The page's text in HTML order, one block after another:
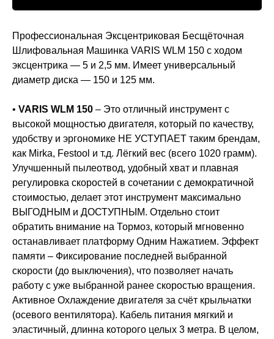
Профессиональная Эксцентриковая Бесщёточная
Шлифовальная Машинка VARIS WLM 150 с ходом
эксцентрика — 5 и 2,5 мм. Имеет универсальный
диаметр диска — 150 и 125 мм.
• VARIS WLM 150 – Это отличный инструмент с
высокой мощностью двигателя, который по качеству,
удобству и эргономике НЕ УСТУПАЕТ таким брендам,
как Mirka, Festool и т.д. Лёгкий вес (всего 1020 грамм).
Улучшенный пылеотвод, удобный хват и плавная
регулировка скоростей в сочетании с демократичной
стоимостью, делает этот инструмент максимально
ВЫГОДНЫМ и ДОСТУПНЫМ. Отдельно стоит
обратить внимание на Тормоз, который мгновенно
останавливает платформу Одним Нажатием. Эффект
памяти – Фиксирование последней выбранной
скорости (до выключения), что позволяет начать
работу с уже выбранной ранее скоростью вращения.
Активное Охлаждение двигателя за счёт крыльчатки
(осевого вентилятора). Кабель питания мягкий и
эластичный, длинна которого целых 3 метра. В целом,